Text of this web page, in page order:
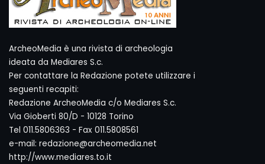
ArcheoMedia è una rivista di archeologia
ideata da Mediares S.c.
Per contattare la Redazione potete utilizzare i
seguenti recapiti:
Redazione ArcheoMedia c/o Mediares S.c.
Via Gioberti 80/D - 10128 Torino
Tel 011.5806363 - Fax 011.5808561
e-mail: redazione@archeomedia.net
http://www.mediares.to.it